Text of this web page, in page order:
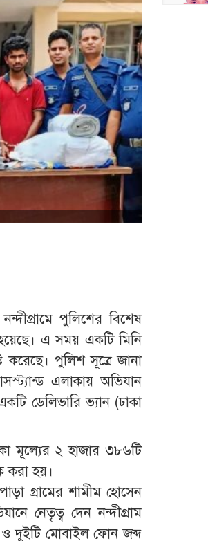
পুলিশের বিশেষ
এ সময় একটি মিনি
করেছে। পুলিশ সূত্রে জানা
এলাকায় অভিযান
ডেলিভারি ভ্যান (ঢাকা
মূল্যের ২ হাজার ৩৮৬টি
করা হয়।
গ্রামের শামীম হোসেন
নেতৃত্ব দেন নন্দীগ্রাম
ও দুইটি মোবাইল ফোন জব্দ